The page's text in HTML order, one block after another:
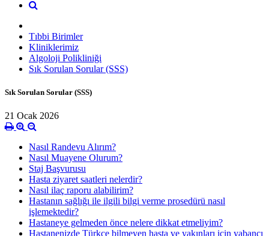
Tıbbi Birimler
Kliniklerimiz
Algoloji Polikliniği
Sık Sorulan Sorular (SSS)
Sık Sorulan Sorular (SSS)
21 Ocak 2026
Nasıl Randevu Alırım?
Nasıl Muayene Olurum?
Staj Başvurusu
Hasta ziyaret saatleri nelerdir?
Nasıl ilaç raporu alabilirim?
Hastanın sağlığı ile ilgili bilgi verme prosedürü nasıl
işlemektedir?
Hastaneye gelmeden önce nelere dikkat etmeliyim?
Hastanenizde Türkçe bilmeyen hasta ve yakınları için yabancı